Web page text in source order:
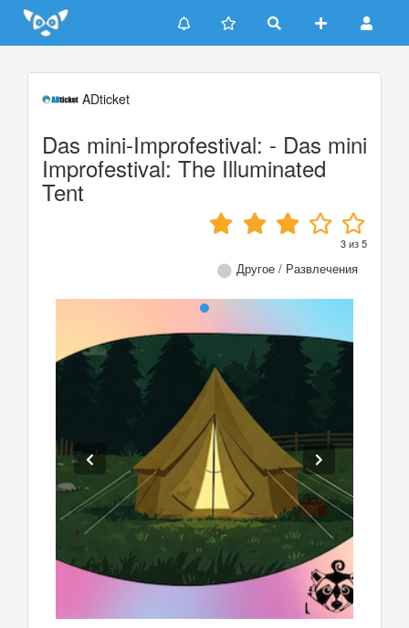
Update cookies preferences
ADticket
Das mini-Improfestival: - Das mini
Improfestival: The Illuminated
Tent
3из5
Другое / Развлечения